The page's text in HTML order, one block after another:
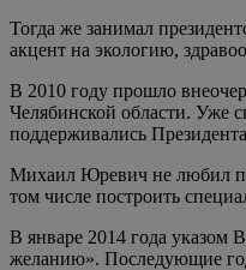
Тогда же занимал
акцент на экологию,
В 2010 году прошло
Челябинской области. Уже
поддерживались
Михаил Юревич не любил
том числе построить
В январе 2014 года указом
желанию». Последующие